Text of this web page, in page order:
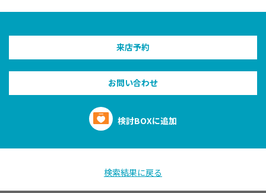
来店予約
お問い合わせ
検討BOXに追加
検索結果に戻る